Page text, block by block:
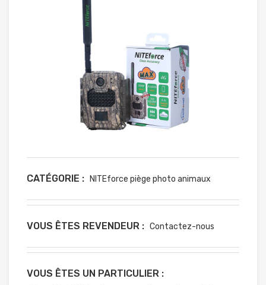
CATÉGORIE : NITEforce piège photo animaux
VOUS ÊTES REVENDEUR : Contactez-nous
VOUS ÊTES UN PARTICULIER :